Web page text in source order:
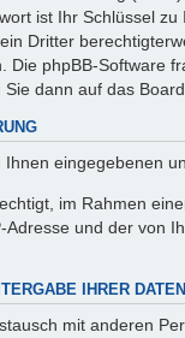
ist Ihr Schlüssel
Dritter
Die phpBB-
dann auf das
eingegebenen
im Rahmen
und der von
IHRER DATEN
mit anderen